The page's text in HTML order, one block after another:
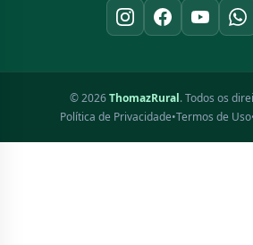
© 2026ThomazRural. Todos os
Política de Privacidade•Termos de Uso